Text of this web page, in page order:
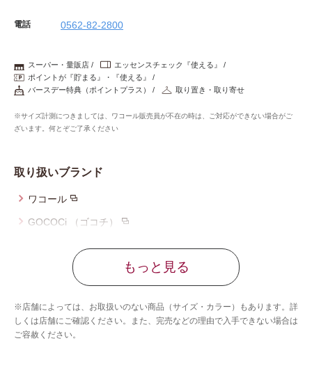
電話 0562-82-2800
スーパー・量販店
エッセンスチェック『使える』
ポイントが『貯まる』・『使える』
バースデー特典（ポイントプラス）
取り置き・取り寄せ
※サイズ計測につきましては、ワコール販売員が不在の時は、ご対応ができない場合がご
ざいます。何とぞご了承ください
取り扱いブランド
ワコール
GOCOCi （ゴコチ）
ウイング／レシアージュ
ウイング／ティーン
ブロス バイ ワコールメン
もっと見る
※店舗によっては、お取扱いのない商品（サイズ・カラー）もあります。詳
しくは店舗にご確認ください。また、完売などの理由で入手できない場合は
ご容赦ください。